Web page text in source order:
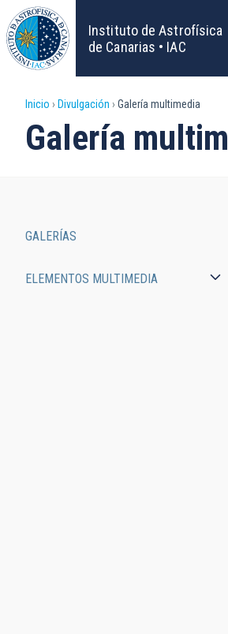
Pasar
al
contenido
principal
Instituto de Astrofísica
de Canarias • IAC
Sobrescribir
enlaces
la
Inicio Divulgación Galería multimedia
Galería
navigation
GALERÍAS
ELEMENTOS MULTIMEDIA